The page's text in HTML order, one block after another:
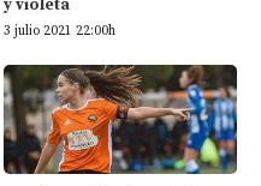
y violeta
3 julio 2021 22:00h